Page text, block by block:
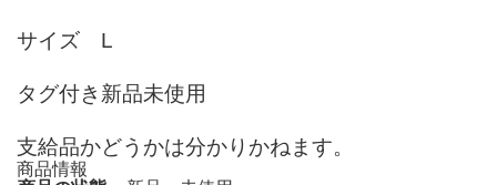
サイズ L
タグ付き新品未使用
支給品かどうかは分かりかねます。
商品情報